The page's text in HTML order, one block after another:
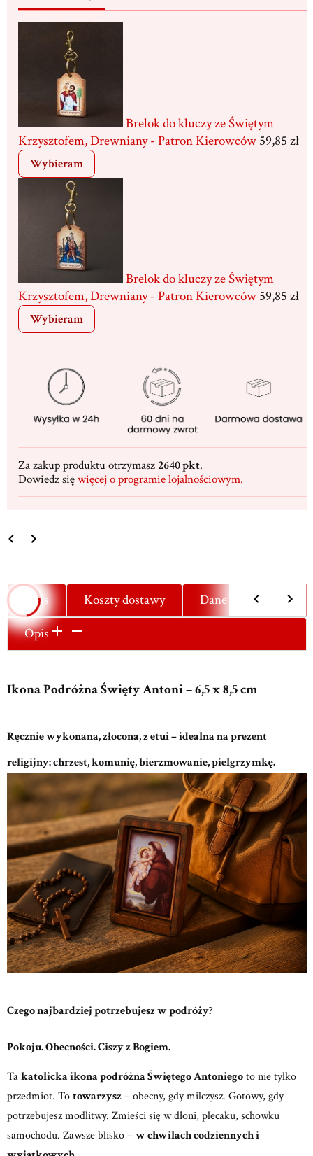
Brelok do kluczy ze Świętym
Krzysztofem, Drewniany - Patron Kierowców 59,85 zł
Wybieram
Brelok do kluczy ze Świętym
Krzysztofem, Drewniany - Patron Kierowców 59,85 zł
Wybieram
Za zakup produktu otrzymasz 2640 pkt.
Dowiedz sięwięcej o programie lojalnościowym.
Opis Koszty dostawy
Dane techniczne
Opis
Ikona Podróżna Święty Antoni – 6,5 x 8,5 cm
Ręcznie wykonana, złocona, z etui – idealna na prezent
religijny: chrzest, komunię, bierzmowanie, pielgrzymkę.
Czego najbardziej potrzebujesz w podróży?
Pokoju. Obecności. Ciszy z Bogiem.
Ta katolicka ikona podróżna Świętego Antoniego to nie tylko
przedmiot. To towarzysz – obecny, gdy milczysz. Gotowy, gdy
potrzebujesz modlitwy. Zmieści się w dłoni, plecaku, schowku
samochodu. Zawsze blisko – w chwilach codziennych i